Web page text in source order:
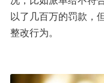
以了几百万的罚款，
整改行为。